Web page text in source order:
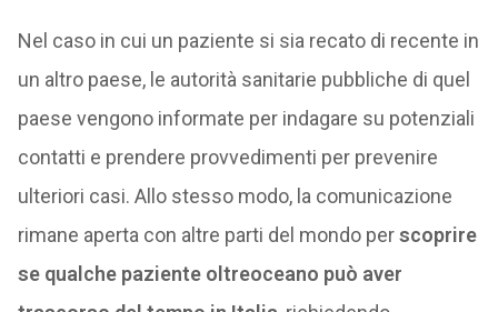
Nel caso in cui un paziente si sia recato di recente in
un altro paese, le autorità sanitarie pubbliche di quel
paese vengono informate per indagare su potenziali
contatti e prendere provvedimenti per prevenire
ulteriori casi. Allo stesso modo, la comunicazione
rimane aperta con altre parti del mondo perscoprire
se qualche paziente oltreoceano può aver